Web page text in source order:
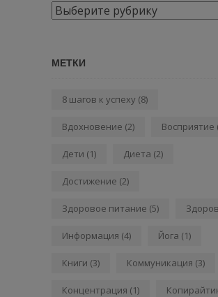
Рубрики
МЕТКИ
8 шагов к успеху (8)
Вдохновение (2) Восприятие
Дети (1) Диета (2)
Достижение (2)
Здоровое питание (5)
Информация (4) Йога (1)
Книги (3) Коммуникация (3)
Концентрация (1)